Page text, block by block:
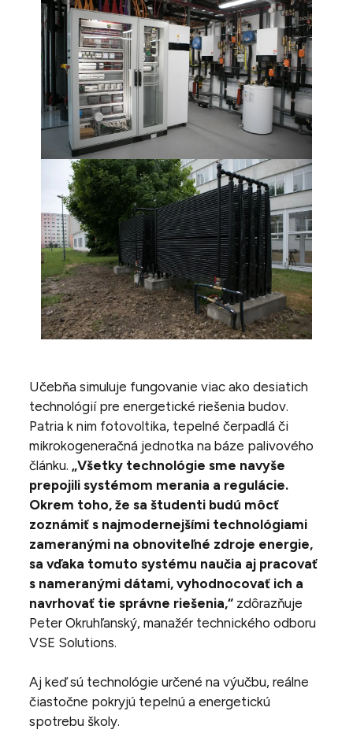
Učebňa simuluje fungovanie viac ako desiatich
technológií pre energetické riešenia budov.
Patria k nim fotovoltika, tepelné čerpadlá či
mikrokogeneračná jednotka na báze palivového
článku.„Všetky technológie sme navyše
prepojili systémom merania a regulácie.
Okrem toho, že sa študenti budú môcť
zoznámiť s najmodernejšími technológiami
zameranými na obnoviteľné zdroje energie,
sa vďaka tomuto systému naučia aj pracovať
s nameranými dátami, vyhodnocovať ich a
navrhovať tie správne riešenia,“ zdôrazňuje
Peter Okruhľanský, manažér technického odboru
VSE Solutions.
Aj keď sú technológie určené na výučbu, reálne
čiastočne pokryjú tepelnú a energetickú
spotrebu školy.